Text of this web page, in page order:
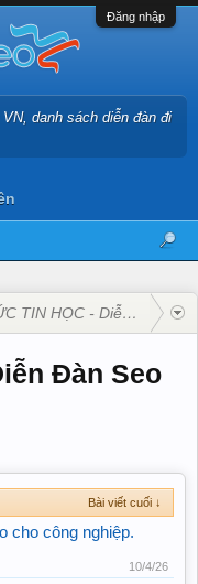
Đăng nhập
danh sách diễn đàn đi
TIN HỌC - Diễn Đàn
Đàn Seo
Bài viết cuối ↓
cho công nghiệp.
10/4/26